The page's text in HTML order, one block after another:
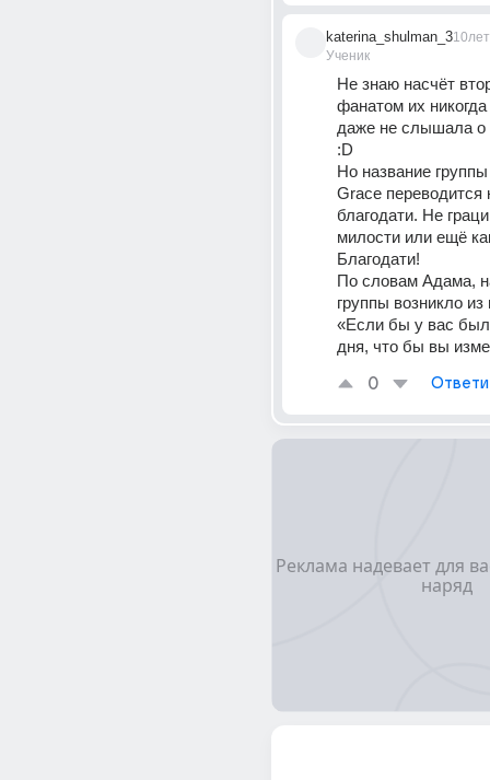
katerina_shulman_3
Ученик
10лет
Не знаю насчёт
фанатом их
даже не слышала о
:D
Но название
Grace переводится
благодати. Не
милости или ещё
Благодати!
По словам Адама,
группы возникло из
«Если бы у вас
дня, что бы вы
0